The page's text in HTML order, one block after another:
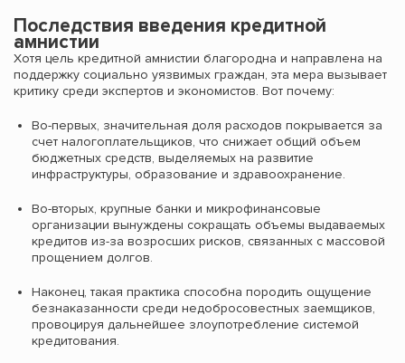
Последствия введения кредитной
амнистии
Хотя цель кредитной амнистии благородна и направлена на
поддержку социально уязвимых граждан, эта мера вызывает
критику среди экспертов и экономистов. Вот почему:
Во-первых, значительная доля расходов покрывается за
счет налогоплательщиков, что снижает общий объем
бюджетных средств, выделяемых на развитие
инфраструктуры, образование и здравоохранение.
Во-вторых, крупные банки и микрофинансовые
организации вынуждены сокращать объемы выдаваемых
кредитов из-за возросших рисков, связанных с массовой
прощением долгов.
Наконец, такая практика способна породить ощущение
безнаказанности среди недобросовестных заемщиков,
провоцируя дальнейшее злоупотребление системой
кредитования.